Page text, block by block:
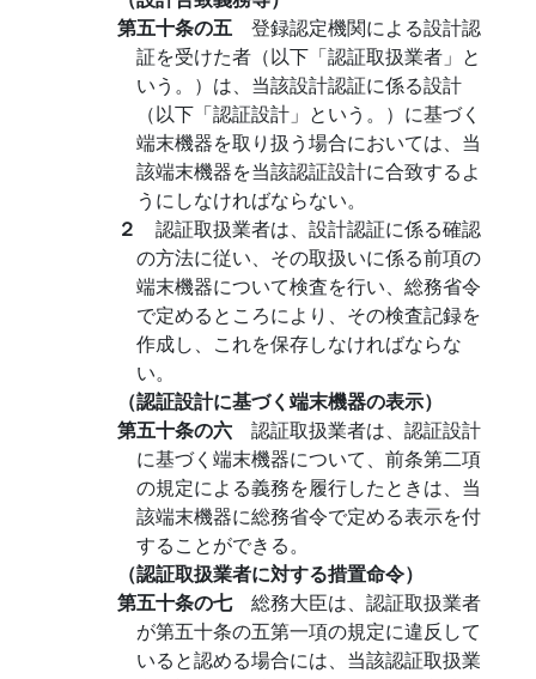
第五十条の五 登録認定機関による設計認
証を受けた者（以下「認証取扱業者」と
いう。）は、当該設計認証に係る設計
（以下「認証設計」という。）に基づく
端末機器を取り扱う場合においては、当
該端末機器を当該認証設計に合致するよ
うにしなければならない。
２ 認証取扱業者は、設計認証に係る確認
の方法に従い、その取扱いに係る前項の
端末機器について検査を行い、総務省令
で定めるところにより、その検査記録を
作成し、これを保存しなければならな
い。
（認証設計に基づく端末機器の表示）
第五十条の六 認証取扱業者は、認証設計
に基づく端末機器について、前条第二項
の規定による義務を履行したときは、当
該端末機器に総務省令で定める表示を付
することができる。
（認証取扱業者に対する措置命令）
第五十条の七 総務大臣は、認証取扱業者
が第五十条の五第一項の規定に違反して
いると認める場合には、当該認証取扱業